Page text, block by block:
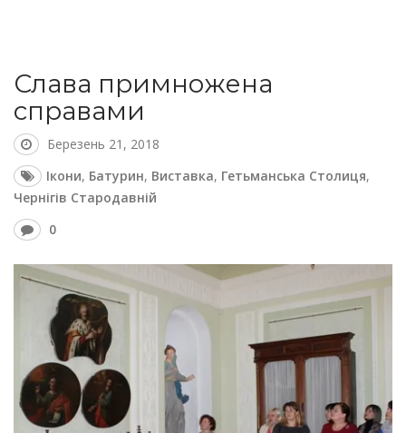
Слава примножена
справами
Березень 21, 2018
Ікони, Батурин, Виставка, Гетьманська Столиця,
Чернігів Стародавній
0